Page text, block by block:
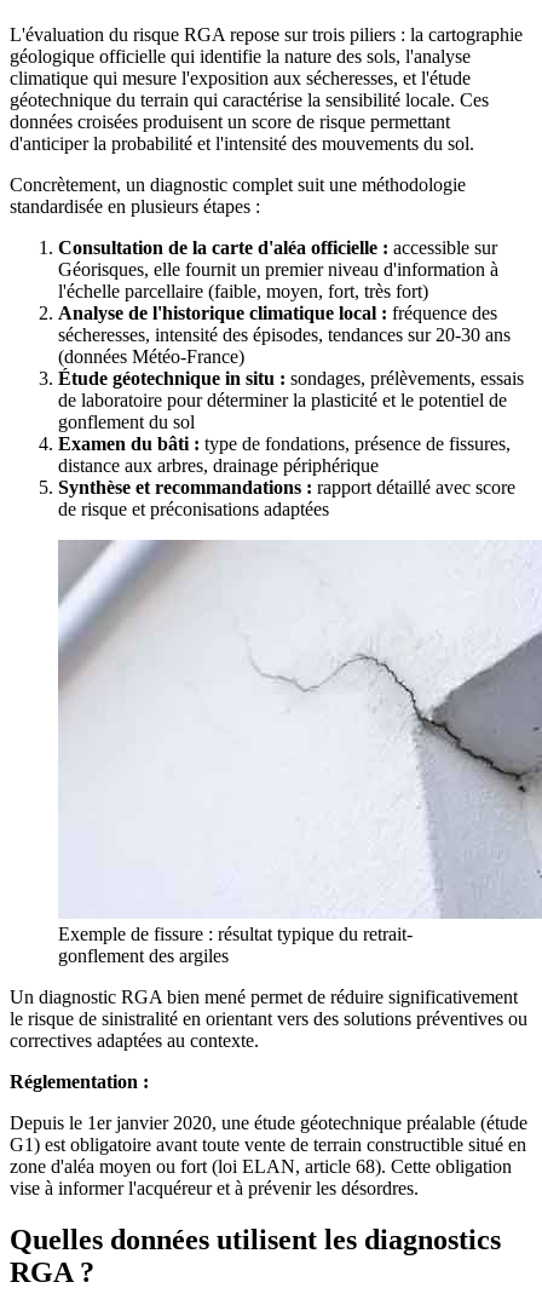
L'évaluation du risque RGA repose sur trois piliers : la cartographie
géologique officielle qui identifie la nature des sols, l'analyse
climatique qui mesure l'exposition aux sécheresses, et l'étude
géotechnique du terrain qui caractérise la sensibilité locale. Ces
données croisées produisent un score de risque permettant
d'anticiper la probabilité et l'intensité des mouvements du sol.
Concrètement, un diagnostic complet suit une méthodologie
standardisée en plusieurs étapes :
Consultation de la carte d'aléa officielle : accessible sur
Géorisques, elle fournit un premier niveau d'information à
l'échelle parcellaire (faible, moyen, fort, très fort)
Analyse de l'historique climatique local : fréquence des
sécheresses, intensité des épisodes, tendances sur 20-30 ans
(données Météo-France)
Étude géotechnique in situ : sondages, prélèvements, essais
de laboratoire pour déterminer la plasticité et le potentiel de
gonflement du sol
Examen du bâti : type de fondations, présence de fissures,
distance aux arbres, drainage périphérique
Synthèse et recommandations : rapport détaillé avec score
de risque et préconisations adaptées
Exemple de fissure : résultat typique du retrait-
gonflement des argiles
Un diagnostic RGA bien mené permet de réduire significativement
le risque de sinistralité en orientant vers des solutions préventives ou
correctives adaptées au contexte.
Réglementation :
Depuis le 1er janvier 2020, une étude géotechnique préalable (étude
G1) est obligatoire avant toute vente de terrain constructible situé en
zone d'aléa moyen ou fort (loi ELAN, article 68). Cette obligation
vise à informer l'acquéreur et à prévenir les désordres.
Quelles données utilisent les diagnostics
RGA ?